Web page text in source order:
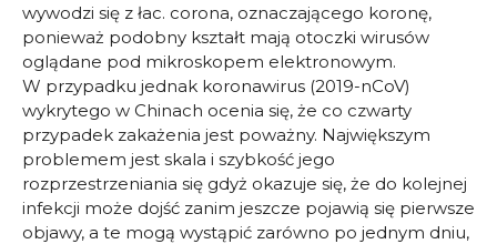
wywodzi się z łac. corona, oznaczającego koronę,
ponieważ podobny kształt mają otoczki wirusów
oglądane pod mikroskopem elektronowym.
W przypadku jednak koronawirus (2019-nCoV)
wykrytego w Chinach ocenia się, że co czwarty
przypadek zakażenia jest poważny. Największym
problemem jest skala i szybkość jego
rozprzestrzeniania się gdyż okazuje się, że do kolejnej
infekcji może dojść zanim jeszcze pojawią się pierwsze
objawy, a te mogą wystąpić zarówno po jednym dniu,